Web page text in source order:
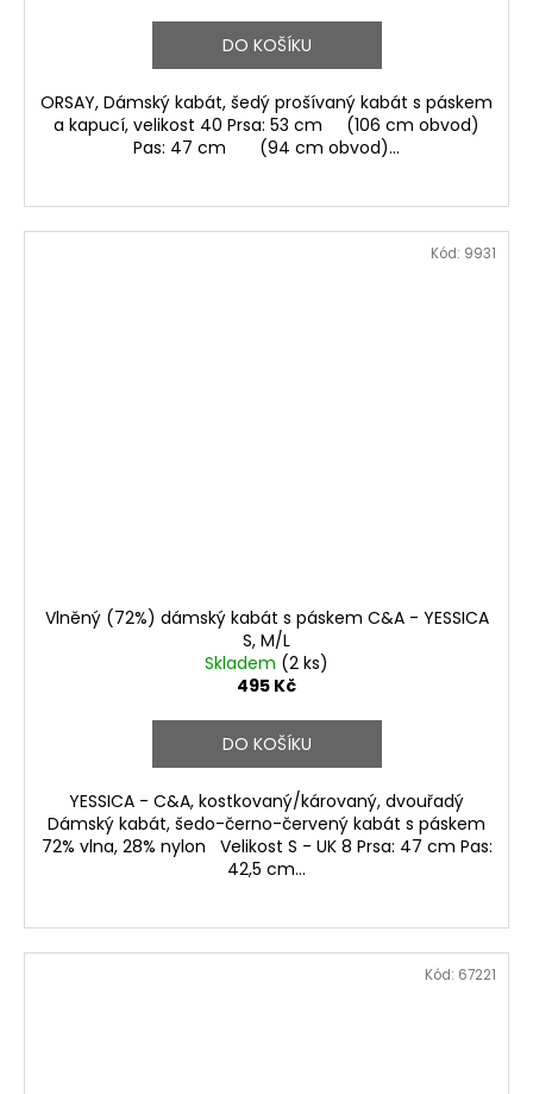
DO KOŠÍKU
ORSAY, Dámský kabát, šedý prošívaný kabát s páskem
a kapucí, velikost 40 Prsa: 53 cm (106 cm obvod)
Pas: 47 cm (94 cm obvod)...
Vlněný (72%) dámský kabát s páskem C&A - YESSICA
S, M/L
Skladem (2 ks)
495 Kč
DO KOŠÍKU
YESSICA - C&A, kostkovaný/károvaný, dvouřadý
Dámský kabát, šedo-černo-červený kabát s páskem
72% vlna, 28% nylon Velikost S - UK 8 Prsa: 47 cm Pas:
42,5 cm...
Kód: 9931
Kód: 67221